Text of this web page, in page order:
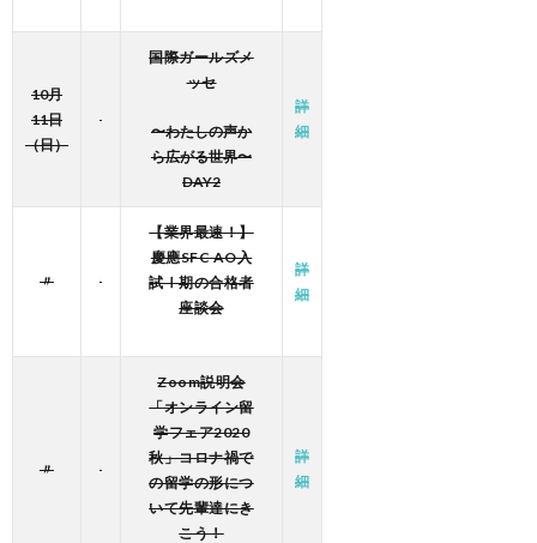
10月
11日
（日）
国際ガールズメ
ッセ
〜わたしの声か
ら広がる世界〜
DAY2
詳
細
〃
【業界最速！】
慶應SFC AO入
試Ⅰ期の合格者
座談会
詳
細
〃
Zoom説明会
「オンライン留
学フェア2020
秋」コロナ禍で
の留学の形につ
いて先輩達にき
こう！
詳
細